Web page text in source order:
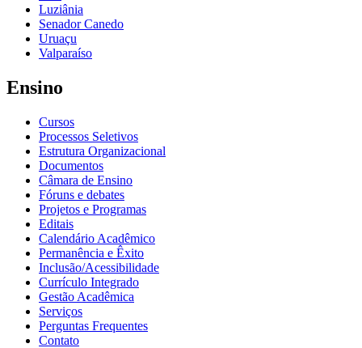
Luziânia
Senador Canedo
Uruaçu
Valparaíso
Ensino
Cursos
Processos Seletivos
Estrutura Organizacional
Documentos
Câmara de Ensino
Fóruns e debates
Projetos e Programas
Editais
Calendário Acadêmico
Permanência e Êxito
Inclusão/Acessibilidade
Currículo Integrado
Gestão Acadêmica
Serviços
Perguntas Frequentes
Contato